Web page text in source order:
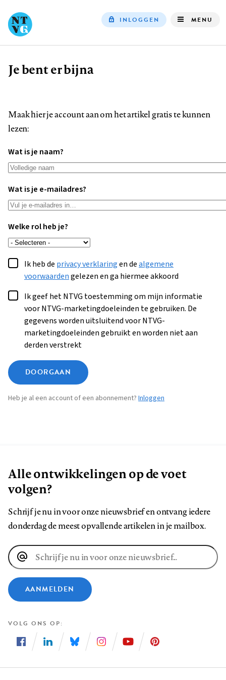
INLOGGEN MENU
Kruimelpad
Je bent er bijna
Maak hier je account aan om het artikel gratis te kunnen
lezen:
Wat is je naam?
Wat is je e-mailadres?
Welke rol heb je?
Ik heb de privacy verklaringen dealgemene
voorwaardengelezen en ga hiermee akkoord
Ik geef het NTVG toestemming om mijn informatie
voor NTVG-marketingdoeleinden te gebruiken. De
gegevens worden uitsluitend voor NTVG-
marketingdoeleinden gebruikt en worden niet aan
derden verstrekt
DOORGAAN
Heb je al een account of een abonnement? Inloggen
Alle ontwikkelingen op de voet
volgen?
Schrijf je nu in voor onze nieuwsbrief en ontvang iedere
donderdag de meest opvallende artikelen in je mailbox.
E-
mailadres
AANMELDEN
VOLG ONS OP
ons
ons
ons
ons
ons
ons